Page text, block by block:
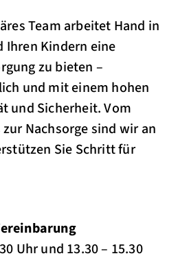
Team arbeitet Hand in
Ihren Kindern eine
zu bieten –
und mit einem hohen
und Sicherheit. Vom
Nachsorge sind wir an
Sie Schritt für
Uhr und 13.30 – 15.30